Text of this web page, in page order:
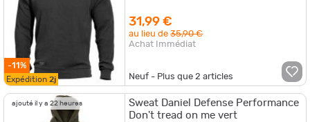
-11%
Expédition 2j
31,99 €
au lieu de35,90 €
Achat Immédiat
Neuf - Plus que2 articles
ajouté il y a 22 heures
Sweat Daniel Defense Performance
Don't tread on me vert